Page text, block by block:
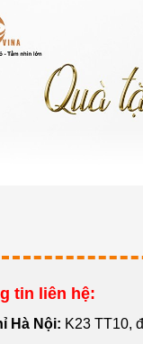
tin liên hệ:
Hà Nội: K23 TT10,